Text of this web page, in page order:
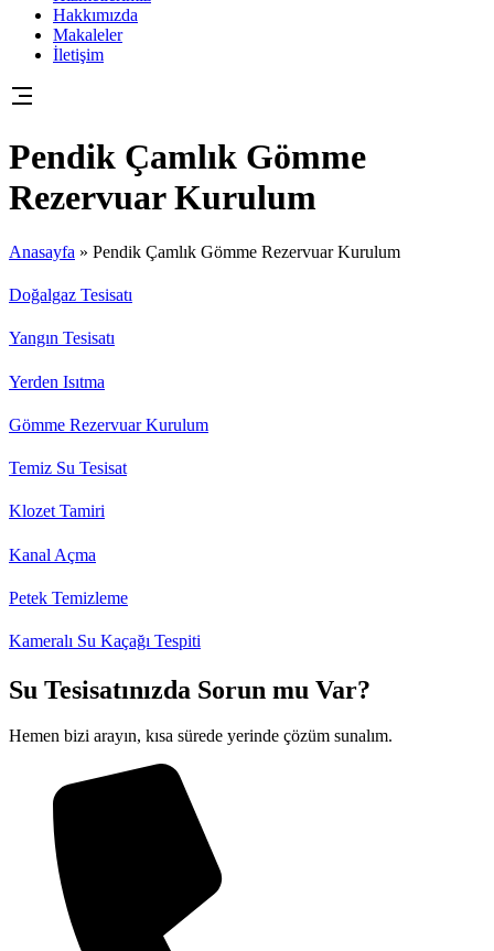
Hakkımızda
Makaleler
İletişim
Pendik Çamlık Gömme
Rezervuar Kurulum
Anasayfa » Pendik Çamlık Gömme Rezervuar Kurulum
Doğalgaz Tesisatı
Yangın Tesisatı
Yerden Isıtma
Gömme Rezervuar Kurulum
Temiz Su Tesisat
Klozet Tamiri
Kanal Açma
Petek Temizleme
Kameralı Su Kaçağı Tespiti
Su Tesisatınızda Sorun mu Var?
Hemen bizi arayın, kısa sürede yerinde çözüm sunalım.